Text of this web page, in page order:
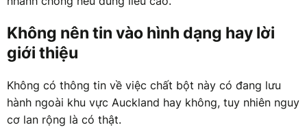
Không nên tin vào hình dạng hay lời
giới thiệu
Không có thông tin về việc chất bột này có đang lưu
hành ngoài khu vực Auckland hay không, tuy nhiên nguy
cơ lan rộng là có thật.